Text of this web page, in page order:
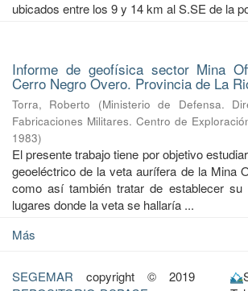
ubicados entre los 9 y 14 km al S.SE de la
Informe de geofísica sector Mina
Cerro Negro Overo. Provincia de La
Torra, Roberto (Ministerio de Defensa.
Fabricaciones Militares. Centro de
1983)
El presente trabajo tiene por objetivo
geoeléctrico de la veta aurífera de la Mina
como así también tratar de establecer
lugares donde la veta se hallaría ...
Más
SEGEMAR copyright © 2019